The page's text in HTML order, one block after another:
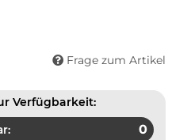
Frage zum Artikel
Verfügbarkeit:
0